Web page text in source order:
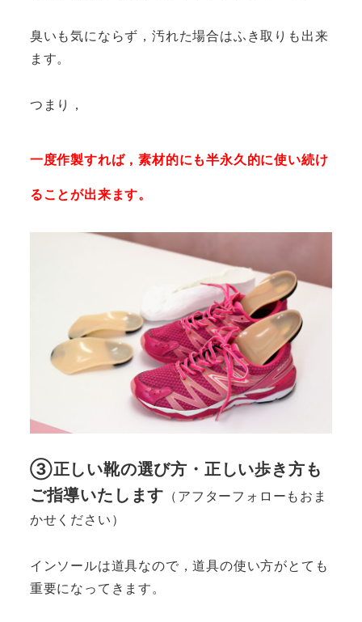
臭いも気にならず，汚れた場合はふき取りも出来
ます。
つまり，
一度作製すれば，素材的にも半永久的に使い続け
ることが出来ます。
③正しい靴の選び方・正しい歩き方も
ご指導いたします （アフターフォローもおま
かせください）
インソールは道具なので，道具の使い方がとても
重要になってきます。